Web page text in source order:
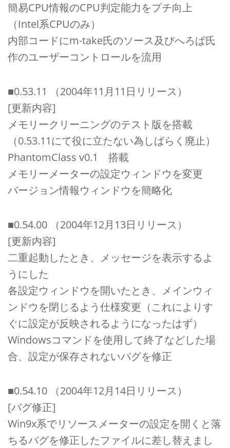
簡易CPU情報のCPU判定能力をプチ向上
（Intel系CPUのみ）
内部コードにm-take氏のソース及びへろぱ氏
作のユーザーコントロールを流用
■0.53.11 （2004年11月11日リリース）
[更新内容]
メモリークリーニングのテスト版を搭載
（0.53.11にて役に立たない為しばらく廃止）
PhantomClass v0.1 搭載
メモリーメーターの設定ウィンドウを変更
バージョン情報ウィンドウを簡略化
■0.54.00 （2004年12月13日リリース）
[更新内容]
二重起動したとき、メッセージを表示するよ
うにした
各設定ウィンドウを開いたとき、メインウィ
ンドウを閉じるよう仕様変更（これによりす
ぐに設定が反映されるようになったはず）
Windowsコマンドを使用して終了などした場
合、設定が保存されないバグを修正
■0.54.10 （2004年12月14日リリース）
[バグ修正]
Win9x系でリソースメーターの設定を開くと落
ちるバグを修正したファイルに差し替えまし